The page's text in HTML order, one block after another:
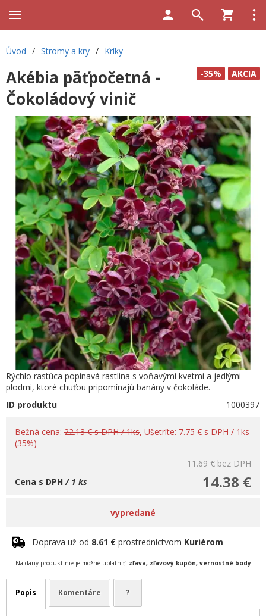
Úvod / Stromy a kry / Kríky
AKCIA
-35%
Akébia päťpočetná -
Čokoládový vinič
Rýchlo rastúca popínavá rastlina s voňavými kvetmi a jedlými
plodmi, ktoré chuťou pripomínajú banány v čokoláde.
ID produktu
1000397
Bežná cena: 22.13 € s DPH / 1ks, Ušetríte: 7.75 € s DPH / 1ks
(35%)
11.69 € bez DPH
14.38 €
Cena s DPH/ 1 ks
vypredané
Doprava už od 8.61 € prostredníctvom Kuriérom
Na daný produkt nie je možné uplatniť: zľava, zľavový kupón, vernostné body
Popis Komentáre ?